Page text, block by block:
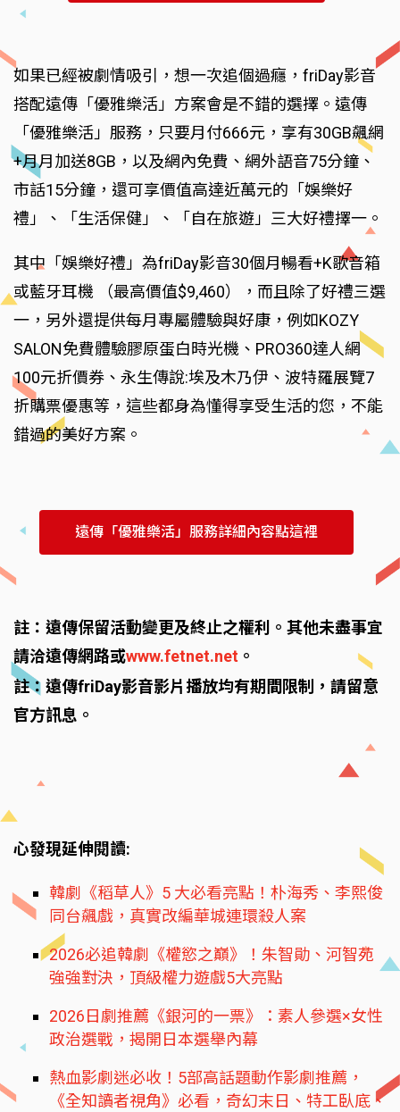
如果已經被劇情吸引，想一次追個過癮，friDay影音
搭配遠傳「優雅樂活」方案會是不錯的選擇。遠傳
「優雅樂活」服務，只要月付666元，享有30GB飆網
+月月加送8GB，以及網內免費、網外語音75分鐘、
市話15分鐘，還可享價值高達近萬元的「娛樂好
禮」、「生活保健」、「自在旅遊」三大好禮擇一。
其中「娛樂好禮」為friDay影音30個月暢看+K歌音箱
或藍牙耳機 （最高價值$9,460），而且除了好禮三選
一，另外還提供每月專屬體驗與好康，例如KOZY
SALON免費體驗膠原蛋白時光機、PRO360達人網
100元折價券、永生傳說:埃及木乃伊、波特羅展覽7
折購票優惠等，這些都身為懂得享受生活的您，不能
錯過的美好方案。
遠傳「優雅樂活」服務詳細內容點這裡
註：遠傳保留活動變更及終止之權利。其他未盡事宜
請洽遠傳網路或www.fetnet.net 。
註：遠傳friDay影音影片播放均有期間限制，請留意
官方訊息。
心發現延伸閱讀:
韓劇《稻草人》5 大必看亮點！朴海秀、李熙俊
同台飆戲，真實改編華城連環殺人案
2026必追韓劇《權慾之巔》！朱智勛、河智苑
強強對決，頂級權力遊戲5大亮點
2026日劇推薦《銀河的一票》：素人參選×女性
政治選戰，揭開日本選舉內幕
熱血影劇迷必收！5部高話題動作影劇推薦，
《全知讀者視角》必看，奇幻末日、特工臥底、